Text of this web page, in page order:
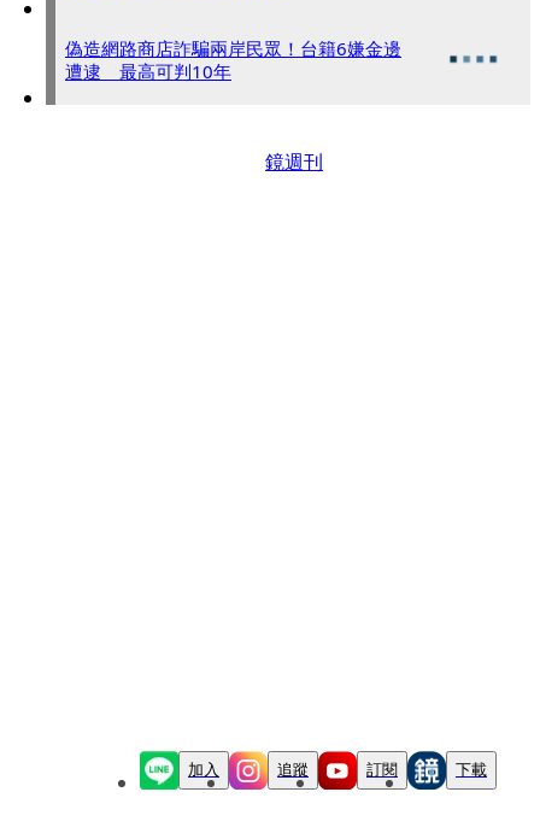
偽造網路商店詐騙兩岸民眾！台籍6嫌金邊
遭逮 最高可判10年
鏡週刊
加入 追蹤 訂閱 下載